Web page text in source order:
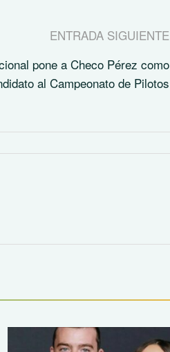
ENTRADA SIGUIENTE
pone a Checo Pérez como
al Campeonato de Pilotos